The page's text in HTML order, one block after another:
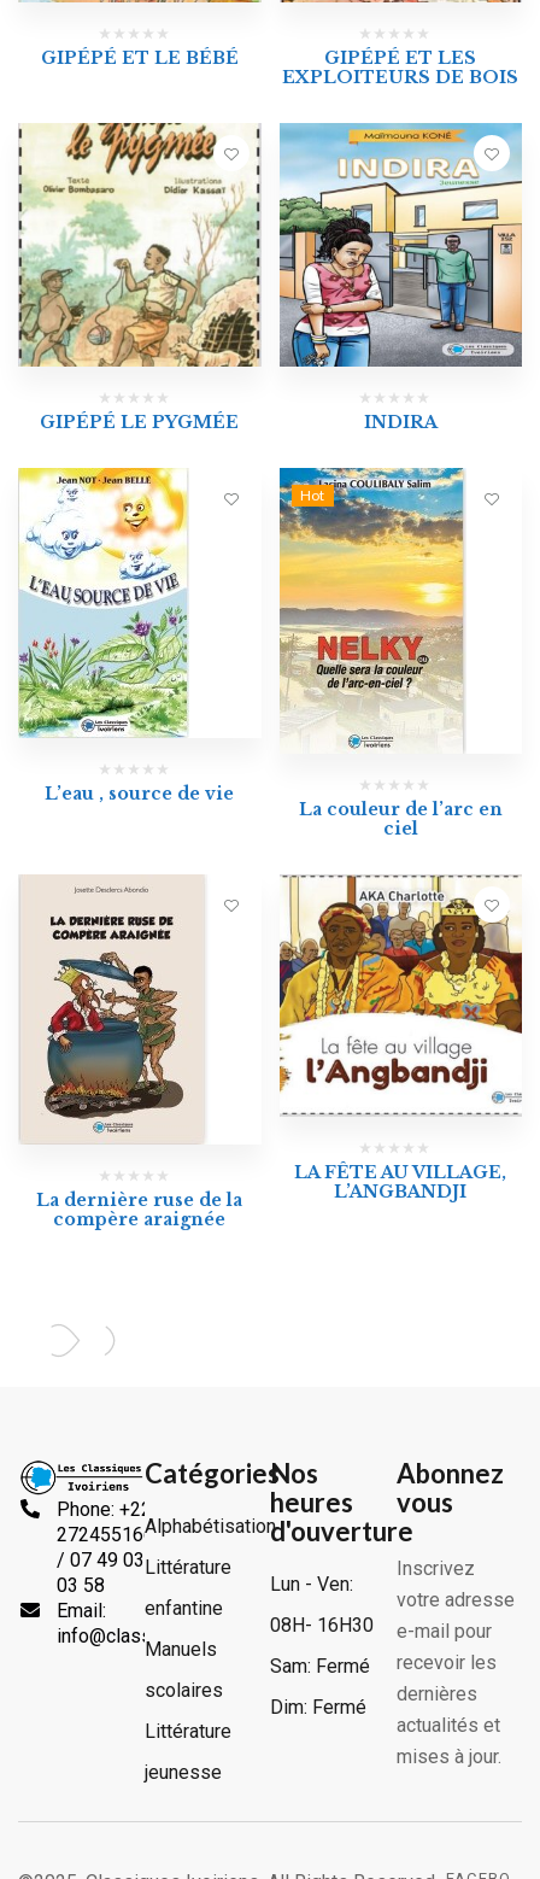
GIPÉPÉ ET LE BÉBÉ
GIPÉPÉ ET LES
EXPLOITEURS DE BOIS
GIPÉPÉ LE PYGMÉE INDIRA
L’eau , source de vie
Hot
La couleur de l’arc en
ciel
La dernière ruse de la
compère araignée
LA FÊTE AU VILLAGE,
L’ANGBANDJI
Phone: +225
2724551666
/ 07 49 03
03 58
Email:
info@classiquesivoiriens.com
Catégories
Alphabétisation
Littérature
enfantine
Manuels
scolaires
Littérature
jeunesse
Nos
heures
d'ouverture
Lun - Ven:
08H- 16H30
Sam: Fermé
Dim: Fermé
Abonnez
vous
Inscrivez
votre adresse
e-mail pour
recevoir les
dernières
actualités et
mises à jour.